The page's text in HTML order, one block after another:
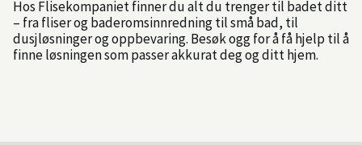
Hos Flisekompaniet finner du alt du trenger til badet ditt
– fra fliser og baderomsinnredning til små bad, til
dusjløsninger og oppbevaring. Besøk ogg for å få hjelp til å
finne løsningen som passer akkurat deg og ditt hjem.